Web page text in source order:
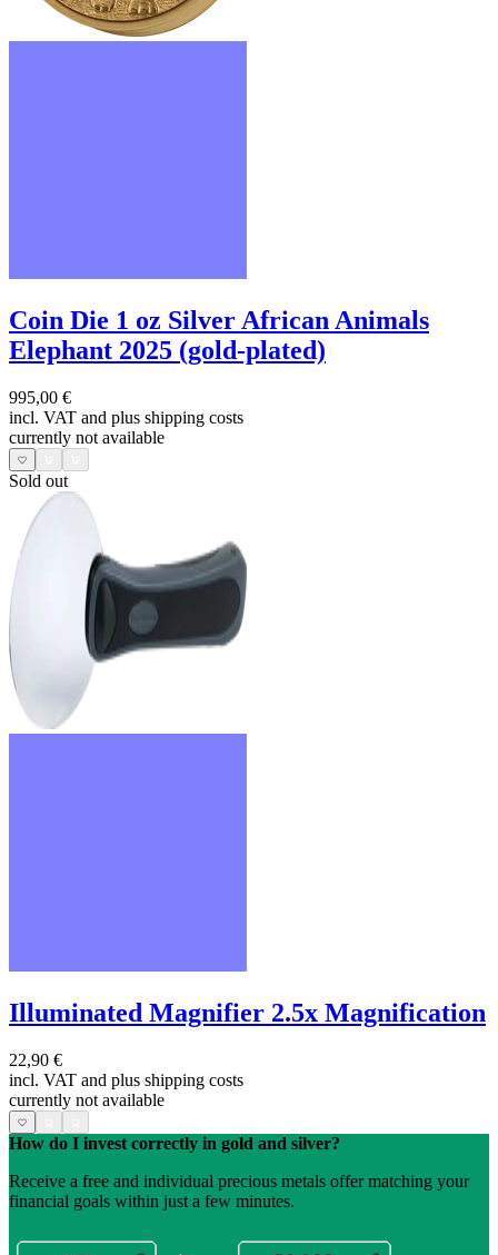
Coin Die 1 oz Silver African Animals
Elephant 2025 (gold-plated)
995,00 €
incl. VAT and plus shipping costs
currently not available
Sold out
Illuminated Magnifier 2.5x Magnification
22,90 €
incl. VAT and plus shipping costs
currently not available
How do I invest correctly in gold and silver?
Receive a free and individual precious metals offer matching your
financial goals within just a few minutes.